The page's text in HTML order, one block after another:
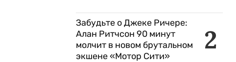
2
Забудьте о Джеке Ричере:
Алан Ритчсон 90 минут
молчит в новом брутальном
экшене «Мотор Сити»